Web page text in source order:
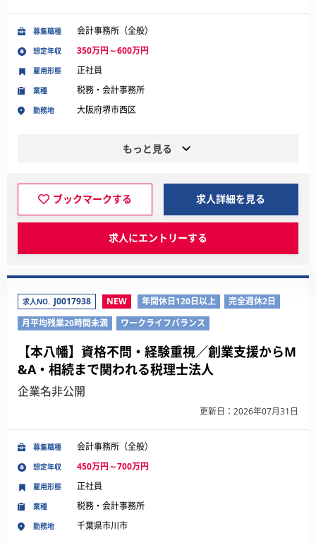
募集職種 会計事務所（全般）
想定年収 350万円～600万円
業種 税務・会計事務所
勤務地 大阪府堺市西区
雇用形態 正社員
もっと見る
ブックマークする 求人詳細を見る
求人にエントリーする
求人NO. J0017938 NEW 年間休日120日以上
完全週休2日
月平均残業20時間未満
ワークライフバランス
【本八幡】資格不問・経験重視／創業支援からM
&A・相続まで関われる税理士法人
企業名非公開
更新日：2026年07月31日
募集職種 会計事務所（全般）
想定年収 450万円～700万円
業種 税務・会計事務所
勤務地 千葉県市川市
雇用形態 正社員